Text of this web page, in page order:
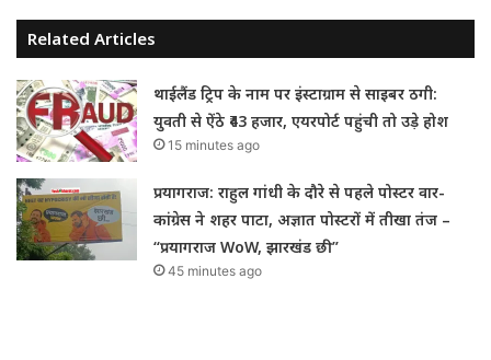
Related Articles
थाईलैंड ट्रिप के नाम पर इंस्टाग्राम से साइबर ठगी:
युवती से ऐंठे ₹43 हजार, एयरपोर्ट पहुंची तो उड़े होश
15 minutes ago
प्रयागराज: राहुल गांधी के दौरे से पहले पोस्टर वार-
कांग्रेस ने शहर पाटा, अज्ञात पोस्टरों में तीखा तंज –
“प्रयागराज WoW, झारखंड छी”
45 minutes ago